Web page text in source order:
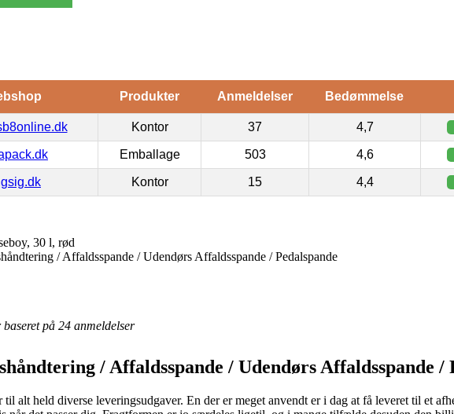
Produkter Anmeldelser Bedømmelse
Kontor 37 4,7
Emballage 503 4,6
Kontor 15 4,4
30 l, rød
/ Affaldsspande / Udendørs Affaldsspande / Pedalspande
på 24 anmeldelser
/ Affaldsspande / Udendørs Affaldsspande /
alt held diverse leveringsudgaver. En der er meget anvendt er i dag at få leveret til et